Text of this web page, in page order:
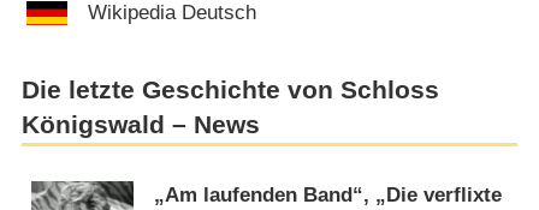
Wikipedia Deutsch
Die letzte Geschichte von Schloss
Königswald – News
„Am laufenden Band“, „Die verflixte